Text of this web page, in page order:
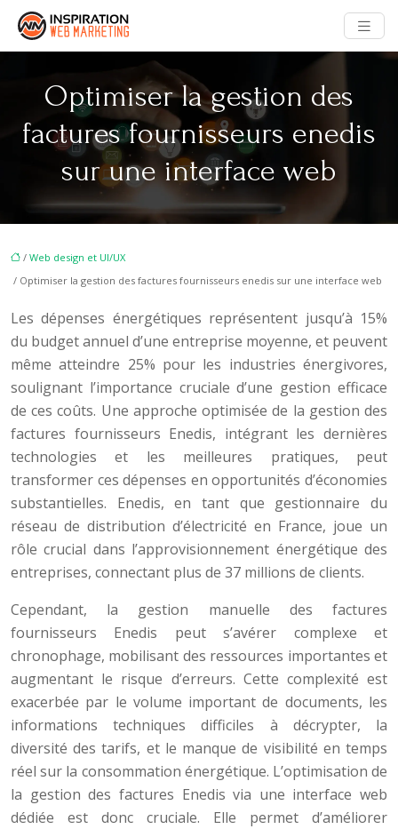
Optimiser la gestion des
factures fournisseurs enedis
sur une interface web
/ Web design et UI/UX
/ Optimiser la gestion des factures fournisseurs enedis sur une interface web
Les dépenses énergétiques représentent jusqu’à 15%
du budget annuel d’une entreprise moyenne, et peuvent
même atteindre 25% pour les industries énergivores,
soulignant l’importance cruciale d’une gestion efficace
de ces coûts. Une approche optimisée de la gestion des
factures fournisseurs Enedis, intégrant les dernières
technologies et les meilleures pratiques, peut
transformer ces dépenses en opportunités d’économies
substantielles. Enedis, en tant que gestionnaire du
réseau de distribution d’électricité en France, joue un
rôle crucial dans l’approvisionnement énergétique des
entreprises, connectant plus de 37 millions de clients.
Cependant, la gestion manuelle des factures
fournisseurs Enedis peut s’avérer complexe et
chronophage, mobilisant des ressources importantes et
augmentant le risque d’erreurs. Cette complexité est
exacerbée par le volume important de documents, les
informations techniques difficiles à décrypter, la
diversité des tarifs, et le manque de visibilité en temps
réel sur la consommation énergétique. L’optimisation de
la gestion des factures Enedis via une interface web
dédiée est donc cruciale. Elle permet d’améliorer